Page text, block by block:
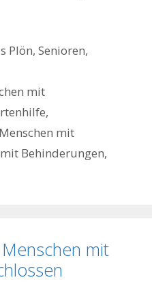
Plön,Senioren,
mit
,
mit
Behinderungen,
mit